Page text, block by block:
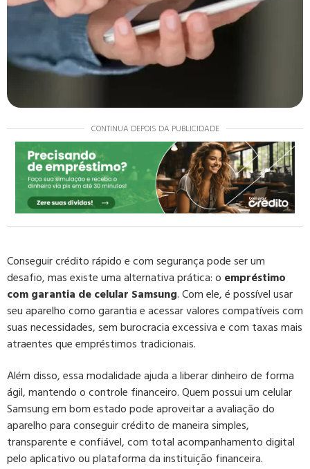
CONTINUA DEPOIS DA PUBLICIDADE
Conseguir crédito rápido e com segurança pode ser um
desafio, mas existe uma alternativa prática: o empréstimo
com garantia de celular Samsung. Com ele, é possível usar
seu aparelho como garantia e acessar valores compatíveis com
suas necessidades, sem burocracia excessiva e com taxas mais
atraentes que empréstimos tradicionais.
Além disso, essa modalidade ajuda a liberar dinheiro de forma
ágil, mantendo o controle financeiro. Quem possui um celular
Samsung em bom estado pode aproveitar a avaliação do
aparelho para conseguir crédito de maneira simples,
transparente e confiável, com total acompanhamento digital
pelo aplicativo ou plataforma da instituição financeira.